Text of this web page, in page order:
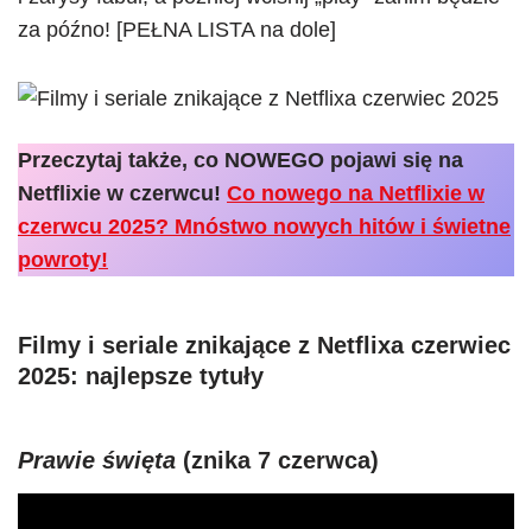
za późno! [PEŁNA LISTA na dole]
Przeczytaj także, co NOWEGO pojawi się na
Netflixie w czerwcu! Co nowego na Netflixie w
czerwcu 2025? Mnóstwo nowych hitów i świetne
powroty!
Filmy i seriale znikające z Netflixa czerwiec
2025: najlepsze tytuły
Prawie święta (znika 7 czerwca)